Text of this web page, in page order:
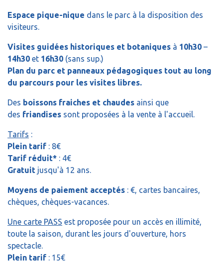
Espace pique-nique dans le parc à la disposition des
visiteurs.
Visites guidées historiques et botaniques à 10h30 –
14h30 et 16h30 (sans sup.)
Plan du parc et panneaux pédagogiques tout au long
du parcours pour les visites libres.
Des boissons fraiches et chaudes ainsi que
des friandises sont proposées à la vente à l'accueil.
Tarifs :
Plein tarif : 8€
Tarif réduit* : 4€
Gratuit jusqu'à 12 ans.
Moyens de paiement acceptés : €, cartes bancaires,
chèques, chèques-vacances.
Une carte PASS est proposée pour un accès en illimité,
toute la saison, durant les jours d'ouverture, hors
spectacle.
Plein tarif : 15€